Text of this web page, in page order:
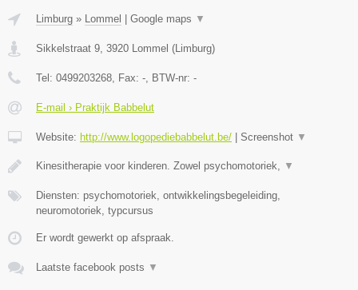
Limburg » Lommel Google maps ▼
Sikkelstraat 9, 3920 Lommel (Limburg)
Tel: 0499203268, Fax: -, BTW-nr: -
E-mail › Praktijk Babbelut
Website: http://www.logopediebabbelut.be/ Screenshot ▼
Kinesitherapie voor kinderen. Zowel psychomotoriek, ▼
Diensten: psychomotoriek, ontwikkelingsbegeleiding,
neuromotoriek, typcursus
Er wordt gewerkt op afspraak.
Laatste facebook posts ▼